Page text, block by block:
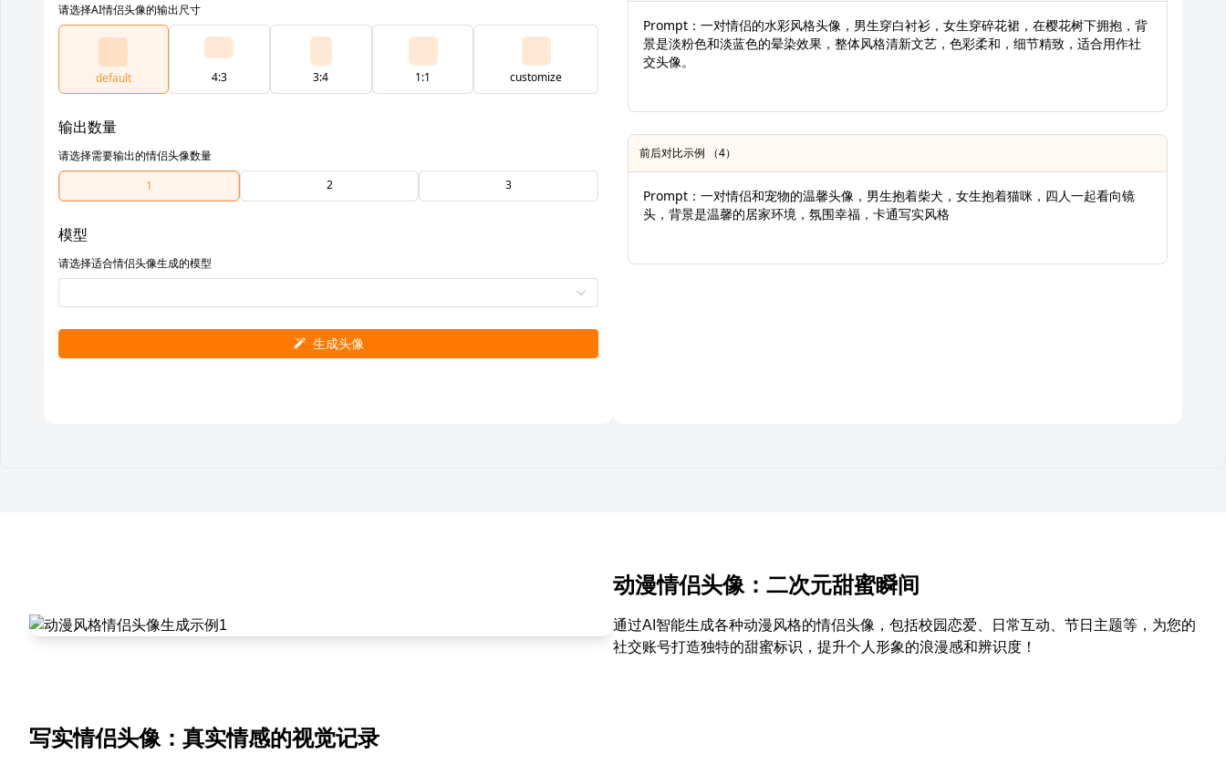
请选择AI情侣头像的输出尺寸
default 4:3 3:4 1:1 customize
输出数量
请选择需要输出的情侣头像数量
1
2 3
模型
请选择适合情侣头像生成的模型
生成头像
Prompt：一对情侣的水彩风格头像，男生穿白衬衫，女生穿碎花裙，在樱花树下拥抱，背
景是淡粉色和淡蓝色的晕染效果，整体风格清新文艺，色彩柔和，细节精致，适合用作社
交头像。
前后对比示例 （4）
Prompt：一对情侣和宠物的温馨头像，男生抱着柴犬，女生抱着猫咪，四人一起看向镜
头，背景是温馨的居家环境，氛围幸福，卡通写实风格
动漫情侣头像：二次元甜蜜瞬间
通过AI智能生成各种动漫风格的情侣头像，包括校园恋爱、日常互动、节日主题等，为您的
社交账号打造独特的甜蜜标识，提升个人形象的浪漫感和辨识度！
写实情侣头像：真实情感的视觉记录